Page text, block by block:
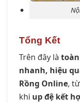
Tổng Kết
Trên đây là toàn
nhanh, hiệu
Rồng Online,
khi up đệ kết